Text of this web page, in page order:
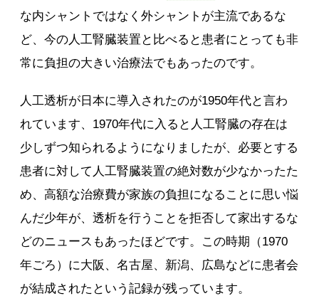
な内シャントではなく外シャントが主流であるな
ど、今の人工腎臓装置と比べると患者にとっても非
常に負担の大きい治療法でもあったのです。
人工透析が日本に導入されたのが1950年代と言わ
れています、1970年代に入ると人工腎臓の存在は
少しずつ知られるようになりましたが、必要とする
患者に対して人工腎臓装置の絶対数が少なかったた
め、高額な治療費が家族の負担になることに思い悩
んだ少年が、透析を行うことを拒否して家出するな
どのニュースもあったほどです。この時期（1970
年ごろ）に大阪、名古屋、新潟、広島などに患者会
が結成されたという記録が残っています。